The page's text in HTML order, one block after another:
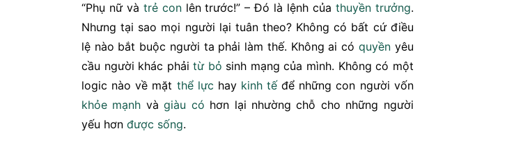
“Phụ nữ và trẻ conlên trước!” – Đó là lệnh của thuyền trưởng.
Nhưng tại sao mọi người lại tuân theo? Không có bất cứ điều
lệ nào bắt buộc người ta phải làm thế. Không ai có quyềnyêu
cầu người khác phảitừ bỏ sinh mạng của mình. Không có một
logic nào về mặt thể lực hay kinh tếđể những con người vốn
khỏe mạnh vàgiàu có hơn lại nhường chỗ cho những người
yếu hơn được sống.